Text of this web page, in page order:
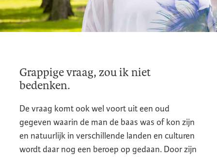
Grappige vraag, zou ik niet
bedenken.
De vraag komt ook wel voort uit een oud
gegeven waarin de man de baas was of kon zijn
en natuurlijk in verschillende landen en culturen
wordt daar nog een beroep op gedaan. Door zijn